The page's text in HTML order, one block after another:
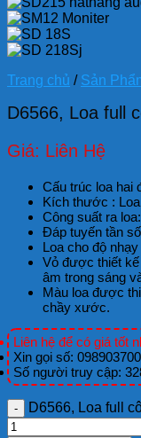
Trang chủ / Sản
D6566, Loa full
Giá: Liên Hệ
Cấu trúc loa hai
Kích thước :
Công suất ra
Đáp tuyến tần
Loa cho độ
Vỏ được thiết
âm trong sáng
Màu loa được
chầy xước.
Liên hệ để có giá tốt
Xin gọi số:
Số người truy cập:
D6566, Loa full